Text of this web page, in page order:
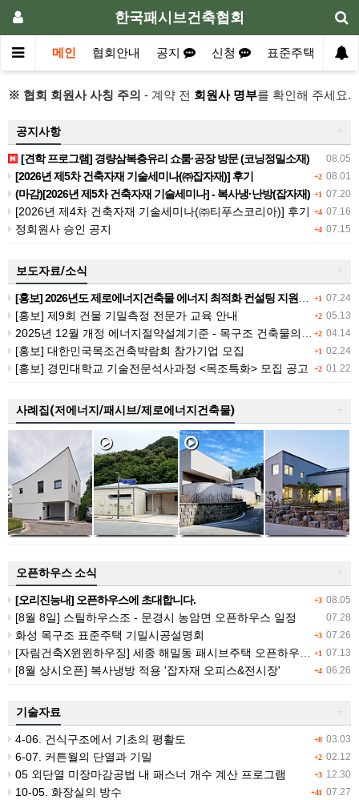
한국패시브건축협회
메인 협회안내 공지 신청 표준주택 자료
※ 협회 회원사 사칭 주의 - 계약 전 회원사 명부를 확인해 주세요.
공지사항
08.05
[견학 프로그램] 경량삼복층유리 쇼룸·공장 방문 (코닝정밀소재)
+2 08.01
[2026년 제5차 건축자재 기술세미나(㈜잡자재)] 후기
+1 07.20
(마감)[2026년 제5차 건축자재 기술세미나] - 복사냉·난방(잡자재)
+4 07.16
[2026년 제4차 건축자재 기술세미나(㈜티푸스코리아)] 후기
+4 07.15
정회원사 승인 공지
보도자료/소식
+1 07.24
[홍보] 2026년도 제로에너지건축물 에너지 최적화 컨설팅 지원사업 공고
+2 05.13
[홍보] 제9회 건물 기밀측정 전문가 교육 안내
+2 04.14
2025년 12월 개정 에너지절약설계기준 - 목구조 건축물의 열관류율 계산
+1 02.24
[홍보] 대한민국목조건축박람회 참가기업 모집
+2 01.22
[홍보] 경민대학교 기술전문석사과정 <목조특화> 모집 공고
사례집(저에너지/패시브/제로에너지건축물)
오픈하우스 소식
+3 08.05
[오리진능내] 오픈하우스에 초대합니다.
07.28
[8월 8일] 스틸하우스조 - 문경시 농암면 오픈하우스 일정
+3 07.26
화성 목구조 표준주택 기밀시공설명회
+1 07.13
[자림건축X윈윈하우징] 세종 해밀동 패시브주택 오픈하우스 (7/25 (토))
+4 06.26
[8월 상시오픈] 복사냉방 적용 '잡자재 오피스&전시장'
기술자료
+8 03.03
4-06. 건식구조에서 기초의 평활도
+2 02.12
6-07. 커튼월의 단열과 기밀
+3 12.30
05 외단열 미장마감공법 내 패스너 개수 계산 프로그램
+41 07.27
10-05. 화장실의 방수